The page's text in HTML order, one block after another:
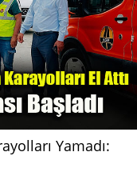
Yamadı: